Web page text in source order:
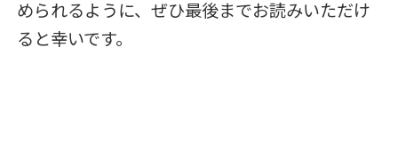
められるように、ぜひ最後までお読みいただけ
ると幸いです。